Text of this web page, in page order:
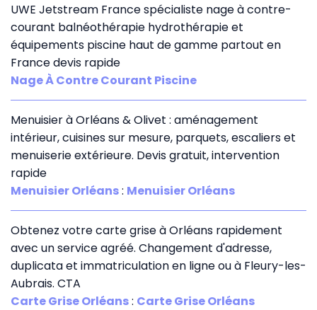
UWE Jetstream France spécialiste nage à contre-
courant balnéothérapie hydrothérapie et
équipements piscine haut de gamme partout en
France devis rapide
Nage À Contre Courant Piscine
Menuisier à Orléans & Olivet : aménagement
intérieur, cuisines sur mesure, parquets, escaliers et
menuiserie extérieure. Devis gratuit, intervention
rapide
Menuisier Orléans: Menuisier Orléans
Obtenez votre carte grise à Orléans rapidement
avec un service agréé. Changement d'adresse,
duplicata et immatriculation en ligne ou à Fleury-les-
Aubrais. CTA
Carte Grise Orléans: Carte Grise Orléans